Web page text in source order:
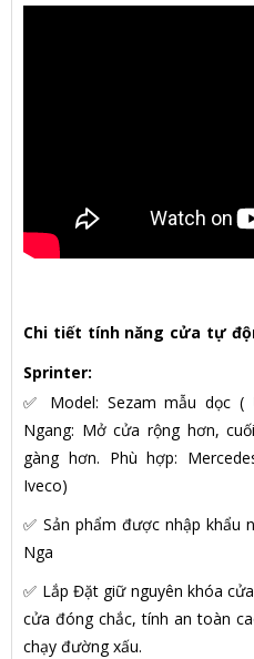
Chi tiết tính năng cửa tự
Sprinter:
✅ Model: Sezam mẫu dọc
Ngang: Mở cửa rộng hơn,
gàng hơn. Phù hợp:
Iveco)
✅ Sản phẩm được nhập khẩu
Nga
✅ Lắp Đặt giữ nguyên khóa
cửa đóng chắc, tính an toàn
chạy đường xấu.